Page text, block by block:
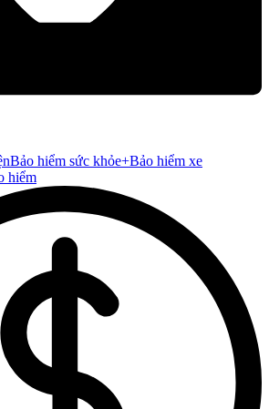
Bảo hiểm sức khỏe+Bảo hiểm xe
hiểm